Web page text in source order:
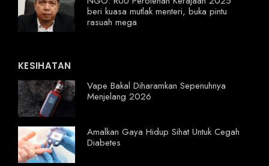
beri kuasa mutlak menteri, buka pintu
rasuah mega
KESIHATAN
Vape Bakal Diharamkan Sepenuhnya
Menjelang 2026
Amalkan Gaya Hidup Sihat Untuk Cegah
Diabetes